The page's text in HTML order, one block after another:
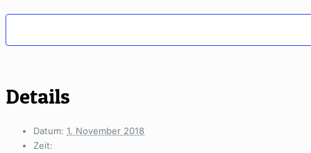
Details
Datum: 1. November 2018
Zeit: